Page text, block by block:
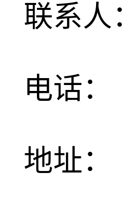
联系人：
电话：
地址：